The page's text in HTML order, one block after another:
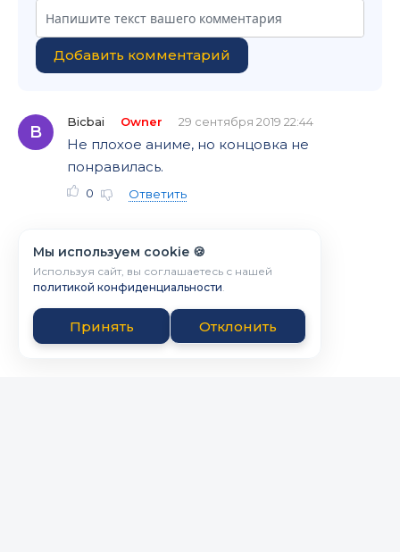
Добавить комментарий
B
Bicbai Owner 29 сентября 2019 22:44
Не плохое аниме, но концовка не
понравилась.
0 Ответить
Мы используем cookie 🍪
Используя сайт, вы соглашаетесь с нашей
политикой конфиденциальности.
Принять Отклонить